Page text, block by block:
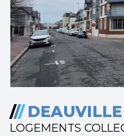
/// DEAUVILLE
LOGEMENTS